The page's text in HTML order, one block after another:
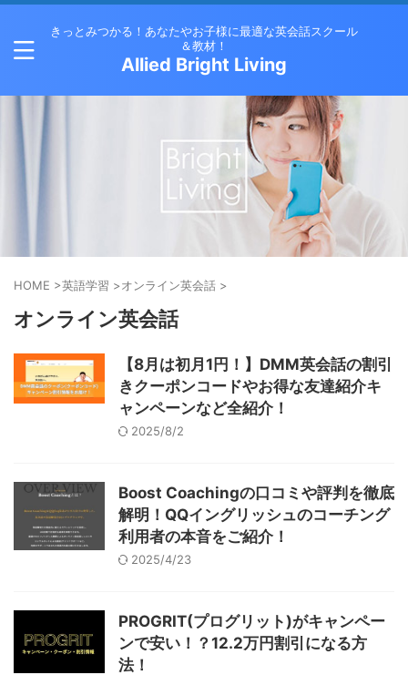
きっとみつかる！あなたやお子様に最適な英会話スクール
＆教材！
Allied Bright Living
HOME >英語学習 >オンライン英会話 >
オンライン英会話
【8月は初月1円！】DMM英会話の割引
きクーポンコードやお得な友達紹介キ
ャンペーンなど全紹介！
2025/8/2
Boost Coachingの口コミや評判を徹底
解明！QQイングリッシュのコーチング
利用者の本音をご紹介！
2025/4/23
PROGRIT(プログリット)がキャンペー
ンで安い！？12.2万円割引になる方
法！